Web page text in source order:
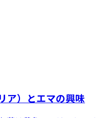
ア）とエマの興味